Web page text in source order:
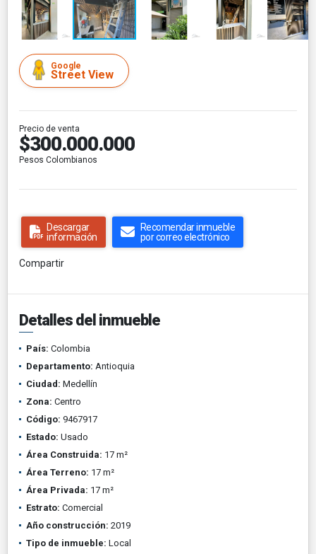
Google
Street View
Precio de venta
$300.000.000
Pesos Colombianos
Descargar
información
Recomendar inmueble
por correo electrónico
Compartir
Detalles del inmueble
País: Colombia
Departamento: Antioquia
Ciudad: Medellín
Zona: Centro
Código: 9467917
Estado: Usado
Área Construida: 17 m²
Área Terreno: 17 m²
Área Privada: 17 m²
Estrato: Comercial
Año construcción: 2019
Tipo de inmueble: Local